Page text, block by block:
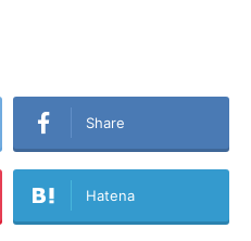
Share
Hatena